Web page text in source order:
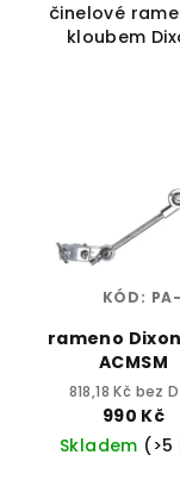
činelové
kloubem
rameno
ACMSM
818,18 Kč bez
990 Kč
Skladem (>5
KÓD: